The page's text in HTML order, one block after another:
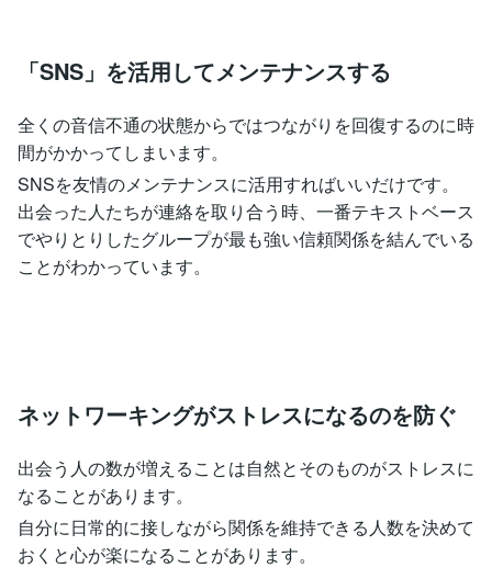
「SNS」を活用してメンテナンスする
全くの音信不通の状態からではつながりを回復するのに時
間がかかってしまいます。
SNSを友情のメンテナンスに活用すればいいだけです。
出会った人たちが連絡を取り合う時、一番テキストベース
でやりとりしたグループが最も強い信頼関係を結んでいる
ことがわかっています。
ネットワーキングがストレスになるのを防ぐ
出会う人の数が増えることは自然とそのものがストレスに
なることがあります。
自分に日常的に接しながら関係を維持できる人数を決めて
おくと心が楽になることがあります。